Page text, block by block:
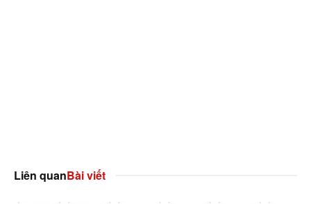
Liên quanBài viết